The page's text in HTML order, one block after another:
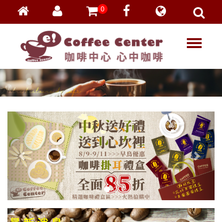
會員登入
忘記密碼
加入會員
VIP登入
VIP申請
0
T
l
e
a
v
i
g
a
t
i
n